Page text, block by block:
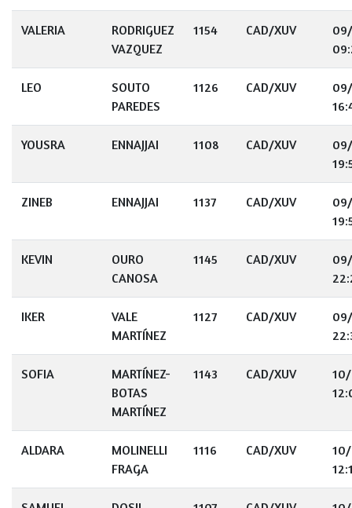
VALERIA
RODRIGUEZ
VAZQUEZ
1154 CAD/XUV
LEO
SOUTO
PAREDES
1126 CAD/XUV
YOUSRA ENNAJJAI 1108 CAD/XUV
ZINEB ENNAJJAI 1137 CAD/XUV
KEVIN
OURO
CANOSA
1145 CAD/XUV
IKER
VALE
MARTÍNEZ
1127 CAD/XUV
SOFIA
MARTÍNEZ-
BOTAS
MARTÍNEZ
1143 CAD/XUV
ALDARA
MOLINELLI
FRAGA
1116 CAD/XUV